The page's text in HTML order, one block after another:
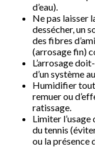
d’eau).
Ne pas laisser
dessécher, un
des fibres
(arrosage fin)
L’arrosage
d’un système
Humidifier
remuer ou
ratissage.
Limiter
du tennis
ou la présence